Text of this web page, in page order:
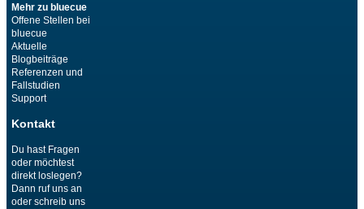
Mehr zu bluecue
Offene Stellen bei
bluecue
Aktuelle
Blogbeiträge
Referenzen und
Fallstudien
Support
Kontakt
Du hast Fragen
oder möchtest
direkt loslegen?
Dann ruf uns an
oder schreib uns